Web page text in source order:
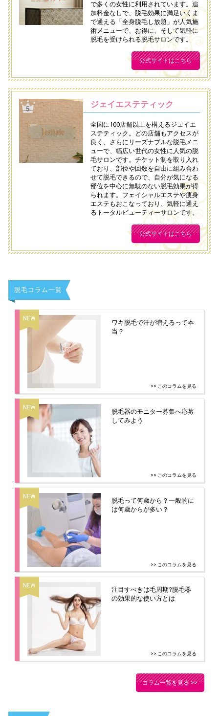
で多くの女性に利用されています。追
加料金なしで、脱毛効果に満足いくま
で通える「全身脱毛し放題」が人気施
術メニューで、お得に、そして気軽に
脱毛を受けられる脱毛サロンです。
公式サイトはこちら
ジェイエステティック
全国に100店舗以上を構えるジェイエ
ステティック。どの店舗もアクセスが
良く、さらにリーズナブルな脱毛メニ
ューで、幅広い世代の女性に人気の脱
毛サロンです。チケット制を取り入れ
ており、部位や回数を自由に組み合わ
せて脱毛できるので、自分が気になる
部位を中心に無駄のない脱毛効果が得
られます。フェイシャルエステや痩身
エステもおこなっており、気軽に通え
るトータルビューティーサロンです。
公式サイトはこちら
脱毛コラム一覧
ワキ脱毛で汗が増えるって本
当？
>> このコラムを見る
脱毛器のモニター募集へ応募
してみよう
>> このコラムを見る
脱毛って何歳から？一般的に
は何歳からが多い？
>> このコラムを見る
注目すべきは毛周期?脱毛器
の効果的な使い方とは
>> このコラムを見る
コラム一覧を見る >>